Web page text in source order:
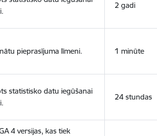
2 gadi
pieprasījuma līmeni. 1 minūte
statistisko datu iegūšanai
24 stundas
4 versijas, kas tiek